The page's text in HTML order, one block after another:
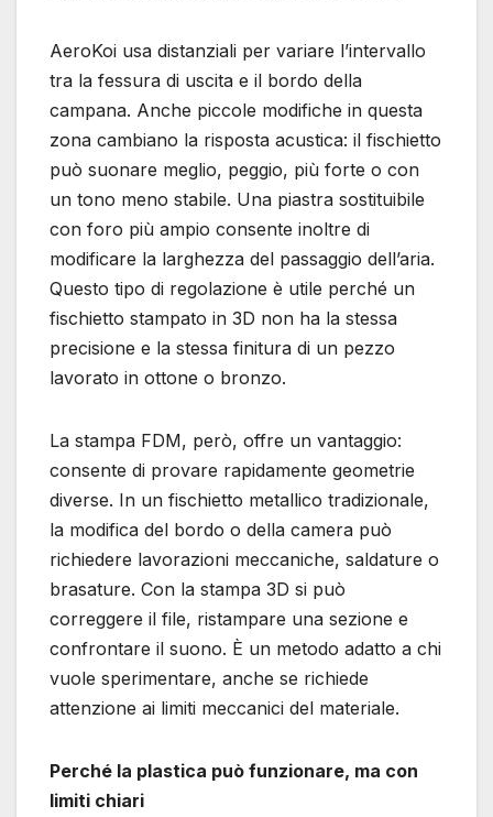
AeroKoi usa distanziali per variare l’intervallo
tra la fessura di uscita e il bordo della
campana. Anche piccole modifiche in questa
zona cambiano la risposta acustica: il fischietto
può suonare meglio, peggio, più forte o con
un tono meno stabile. Una piastra sostituibile
con foro più ampio consente inoltre di
modificare la larghezza del passaggio dell’aria.
Questo tipo di regolazione è utile perché un
fischietto stampato in 3D non ha la stessa
precisione e la stessa finitura di un pezzo
lavorato in ottone o bronzo.
La stampa FDM, però, offre un vantaggio:
consente di provare rapidamente geometrie
diverse. In un fischietto metallico tradizionale,
la modifica del bordo o della camera può
richiedere lavorazioni meccaniche, saldature o
brasature. Con la stampa 3D si può
correggere il file, ristampare una sezione e
confrontare il suono. È un metodo adatto a chi
vuole sperimentare, anche se richiede
attenzione ai limiti meccanici del materiale.
Perché la plastica può funzionare, ma con
limiti chiari